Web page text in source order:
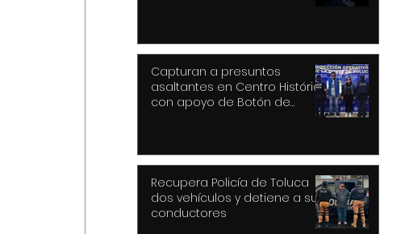
Capturan a presuntos
asaltantes en Centro Histórico
con apoyo de Botón de
Recupera Policía de Toluca
dos vehículos y detiene a sus
conductores